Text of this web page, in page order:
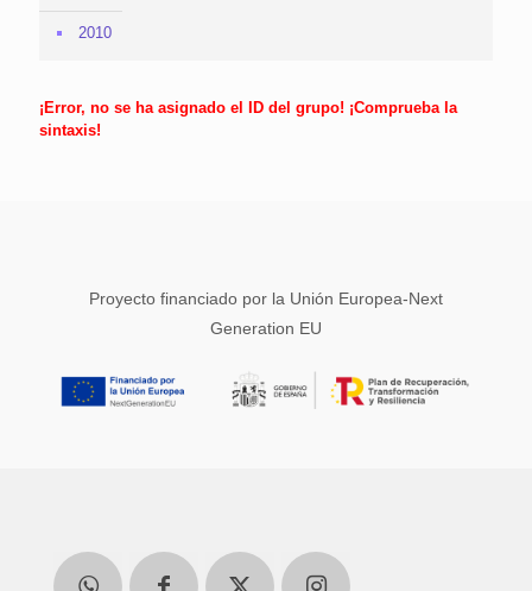
2010
¡Error, no se ha asignado el ID del grupo! ¡Comprueba la
sintaxis!
Proyecto financiado por la Unión Europea-Next
Generation EU